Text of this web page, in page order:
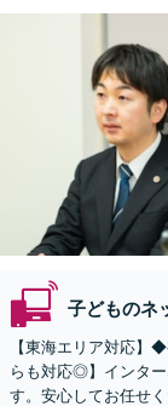
子どものネ
【東海エリア対応】
らも対応◎】インタ
す。安心してお任せ